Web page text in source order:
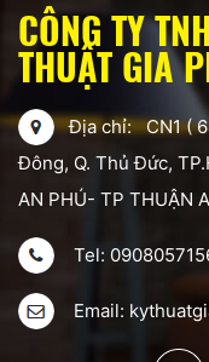
CÔNG TY
THUẬT GIA
Địa chỉ: CN1 (
Đông, Q. Thủ Đức,
AN PHÚ- TP THUẬN
Tel:
Email: